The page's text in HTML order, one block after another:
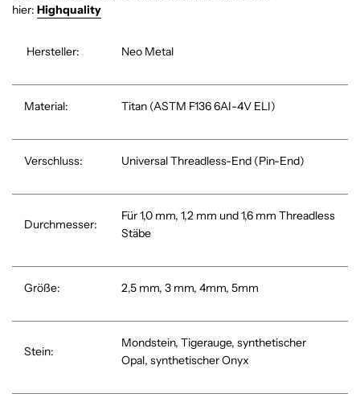
hier: Highquality
Hersteller: Neo Metal
Material: Titan (ASTM F136 6AI-4V ELI)
Verschluss: Universal Threadless-End (Pin-End)
Durchmesser:
Für 1,0 mm, 1,2 mm und 1,6 mm Threadless
Stäbe
Größe: 2,5 mm, 3 mm, 4mm, 5mm
Stein:
Mondstein, Tigerauge, synthetischer
Opal, synthetischer Onyx